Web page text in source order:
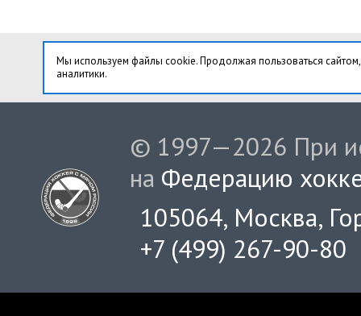
Мы используем файлы cookie. Продолжая пользоваться
аналитики.
© 1997—2026 При
на Федерацию
105064, Москва,
+7 (499) 267-90-80